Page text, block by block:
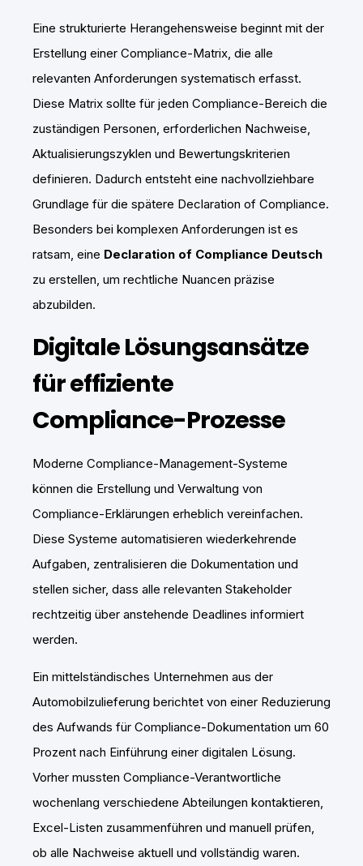
Eine strukturierte Herangehensweise beginnt mit der
Erstellung einer Compliance-Matrix, die alle
relevanten Anforderungen systematisch erfasst.
Diese Matrix sollte für jeden Compliance-Bereich die
zuständigen Personen, erforderlichen Nachweise,
Aktualisierungszyklen und Bewertungskriterien
definieren. Dadurch entsteht eine nachvollziehbare
Grundlage für die spätere Declaration of Compliance.
Besonders bei komplexen Anforderungen ist es
ratsam, eine Declaration of Compliance Deutsch
zu erstellen, um rechtliche Nuancen präzise
abzubilden.
Digitale Lösungsansätze
für effiziente
Compliance-Prozesse
Moderne Compliance-Management-Systeme
können die Erstellung und Verwaltung von
Compliance-Erklärungen erheblich vereinfachen.
Diese Systeme automatisieren wiederkehrende
Aufgaben, zentralisieren die Dokumentation und
stellen sicher, dass alle relevanten Stakeholder
rechtzeitig über anstehende Deadlines informiert
werden.
Ein mittelständisches Unternehmen aus der
Automobilzulieferung berichtet von einer Reduzierung
des Aufwands für Compliance-Dokumentation um 60
Prozent nach Einführung einer digitalen Lösung.
Vorher mussten Compliance-Verantwortliche
wochenlang verschiedene Abteilungen kontaktieren,
Excel-Listen zusammenführen und manuell prüfen,
ob alle Nachweise aktuell und vollständig waren.